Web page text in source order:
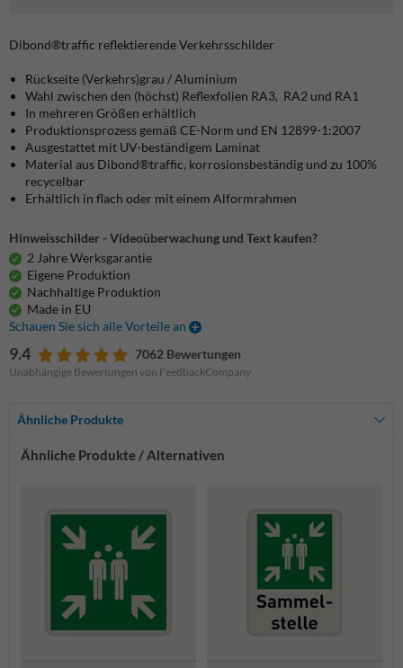
Dibond®traffic reflektierende Verkehrsschilder
Rückseite (Verkehrs)grau / Aluminium
Wahl zwischen den (höchst) Reflexfolien RA3, RA2 und RA1
In mehreren Größen erhältlich
Produktionsprozess gemäß CE-Norm und EN 12899-1:2007
Ausgestattet mit UV-beständigem Laminat
Material aus Dibond®traffic, korrosionsbeständig und zu 100%
recycelbar
Erhältlich in flach oder mit einem Alformrahmen
Hinweisschilder - Videoüberwachung und Text kaufen?
2 Jahre Werksgarantie
Eigene Produktion
Nachhaltige Produktion
Made in EU
Schauen Sie sich alle Vorteile an
9.4 7062 Bewertungen
Unabhängige Bewertungen von FeedbackCompany
Ähnliche Produkte
Ähnliche Produkte / Alternativen